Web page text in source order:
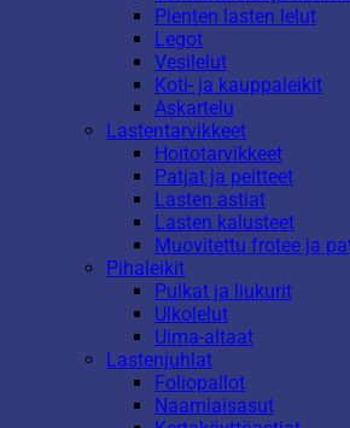
Pienten lasten lelut
Legot
Vesilelut
Koti- ja kauppaleikit
Askartelu
Lastentarvikkeet
Hoitotarvikkeet
Patjat ja peitteet
Lasten astiat
Lasten kalusteet
Muovitettu frotee ja
Pihaleikit
Pulkat ja liukurit
Ulkolelut
Uima-altaat
Lastenjuhlat
Foliopallot
Naamiaisasut